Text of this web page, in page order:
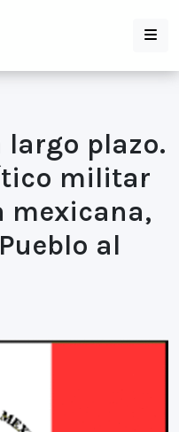
largo plazo.
militar
mexicana,
al